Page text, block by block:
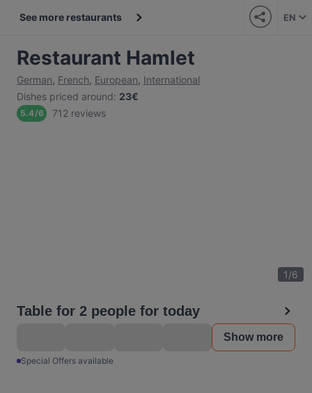
See more restaurants EN
Restaurant Hamlet
German, French, European, International
Dishes priced around: 23€
5.4/6 712 reviews
1/6
Table for 2 people for today
Show more
Special Offers available